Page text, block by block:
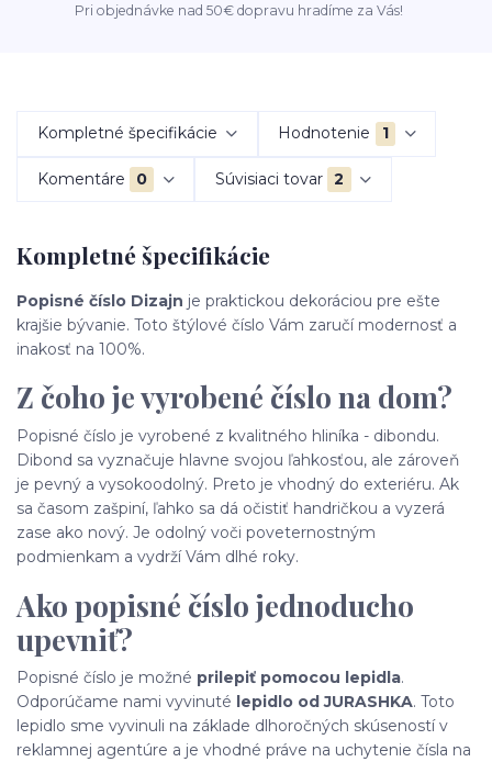
Pri objednávke nad 50€ dopravu hradíme za Vás!
Kompletné špecifikácie Hodnotenie 1
Komentáre 0 Súvisiaci tovar 2
Kompletné špecifikácie
Popisné číslo Dizajn je praktickou dekoráciou pre ešte
krajšie bývanie. Toto štýlové číslo Vám zaručí modernosť a
inakosť na 100%.
Z čoho je vyrobené číslo na dom?
Popisné číslo je vyrobené z kvalitného hliníka - dibondu.
Dibond sa vyznačuje hlavne svojou ľahkosťou, ale zároveň
je pevný a vysokoodolný. Preto je vhodný do exteriéru. Ak
sa časom zašpiní, ľahko sa dá očistiť handričkou a vyzerá
zase ako nový. Je odolný voči poveternostným
podmienkam a vydrží Vám dlhé roky.
Ako popisné číslo jednoducho
upevniť?
Popisné číslo je možné prilepiť pomocou lepidla.
Odporúčame nami vyvinuté lepidlo od JURASHKA. Toto
lepidlo sme vyvinuli na základe dlhoročných skúseností v
reklamnej agentúre a je vhodné práve na uchytenie čísla na